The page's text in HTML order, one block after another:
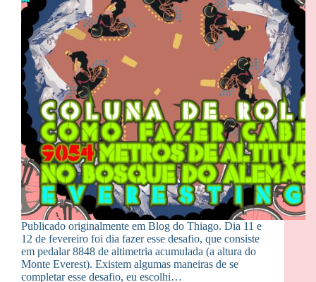
Publicado originalmente em Blog do Thiago. Dia 11 e
12 de fevereiro foi dia fazer esse desafio, que consiste
em pedalar 8848 de altimetria acumulada (a altura do
Monte Everest). Existem algumas maneiras de se
completar esse desafio, eu escolhi…